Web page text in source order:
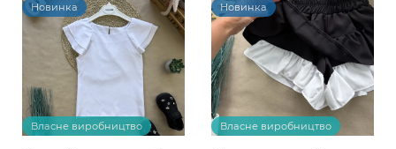
Новинка
Власне виробництво
Новинка
Власне виробництво